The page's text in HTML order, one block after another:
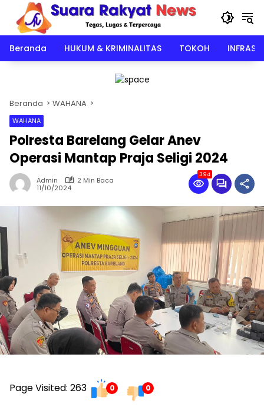
Langsung
konten
Beranda
HUKUM & KRIMINALITAS TOKOH
Beranda WAHANA
WAHANA
Polresta Barelang Gelar Anev
Operasi Mantap Praja Seligi 2024
Admin
2 Min Baca
11/10/2024
394
Page Visited: 263 0 0